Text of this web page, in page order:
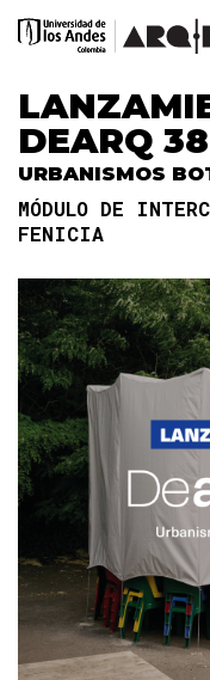
DEARQ 38
URBANISMOS
MÓDULO DE
FENICIA